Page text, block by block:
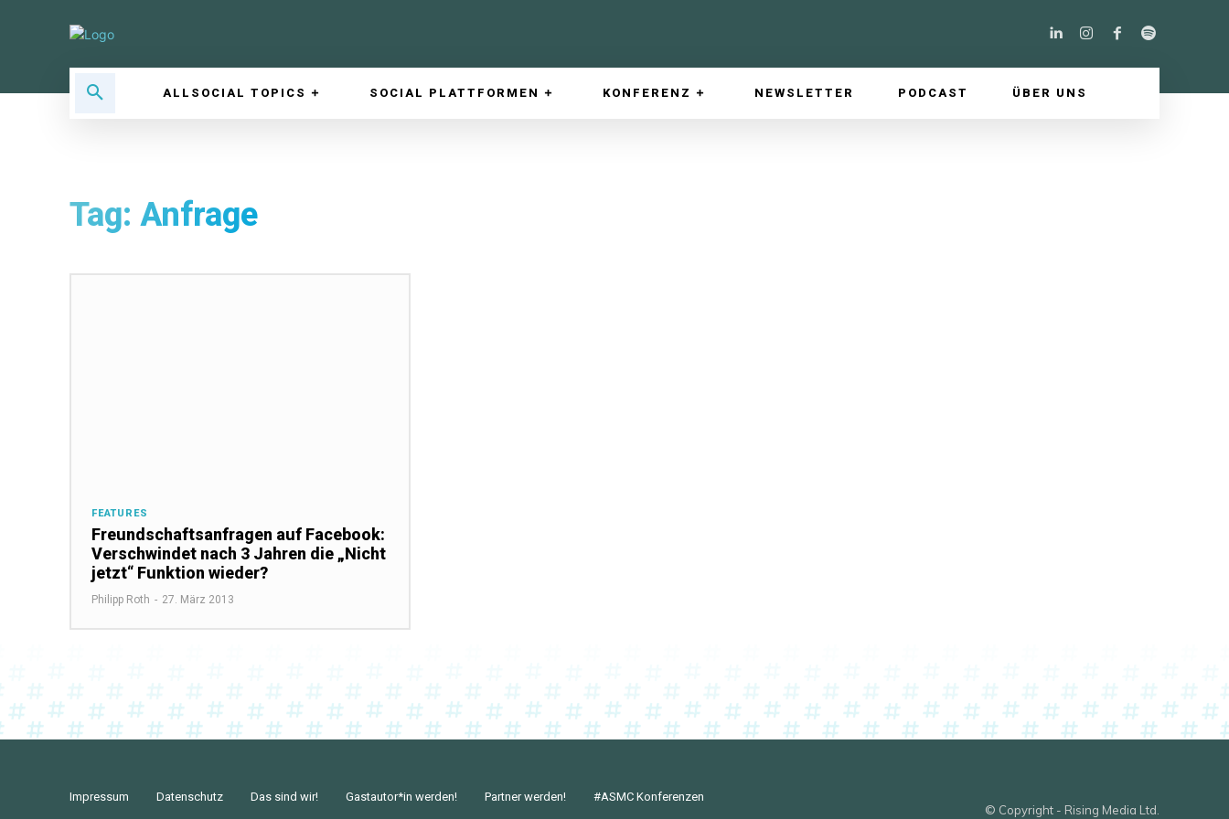
ALLSOCIAL TOPICS SOCIAL PLATTFORMEN KONFERENZ NEWSLETTER PODCAST ÜBER UNS
Tag: Anfrage
FEATURES
Freundschaftsanfragen auf Facebook:
Verschwindet nach 3 Jahren die „Nicht
jetzt“ Funktion wieder?
Philipp Roth - 27. März 2013
Impressum Datenschutz Das sind wir! Gastautor*in werden! Partner werden! #ASMC Konferenzen
© Copyright - Rising Media Ltd.